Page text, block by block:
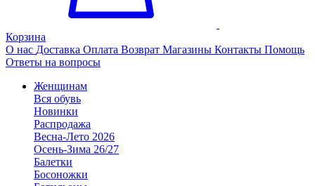
Корзина
О нас Доставка Оплата Возврат Магазины Контакты Помощь
Ответы на вопросы
Женщинам
Вся обувь
Новинки
Распродажа
Весна-Лето 2026
Осень-Зима 26/27
Балетки
Босоножки